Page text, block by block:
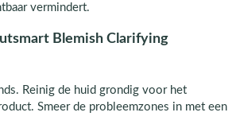
vermindert.
Blemish Clarifying
Reinig de huid grondig voor het
Smeer de probleemzones in met een